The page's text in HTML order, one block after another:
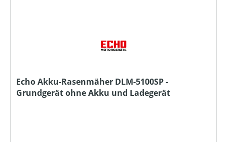
Echo Akku-Rasenmäher DLM-5100SP -
Grundgerät ohne Akku und Ladegerät